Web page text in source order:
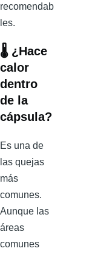
recomendab
les.
🌡️¿Hace
calor
dentro
de la
cápsula?
Es una de
las quejas
más
comunes.
Aunque las
áreas
comunes